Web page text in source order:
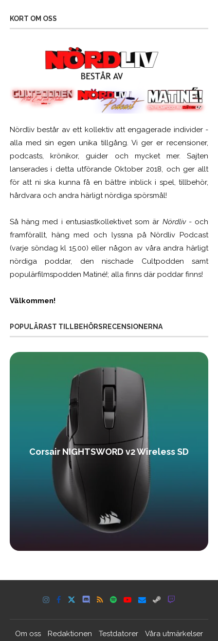
KORT OM OSS
Nördliv består av ett kollektiv att engagerade individer -
alla med sin egen unika tillgång. Vi ger er recensioner,
podcasts, krönikor, guider och mycket mer. Sajten
lanserades i detta utförande Oktober 2018, och ger allt
för att ni ska kunna få en bättre inblick i spel, tillbehör,
hårdvara och andra härligt nördiga spörsmål!
Så häng med i entusiastkollektivet som är Nördliv- och
framförallt, häng med och lyssna på Nördliv Podcast
(varje söndag kl 15.00) eller någon av våra andra härligt
nördiga poddar, den nischade Cultpodden samt
populärfilmspodden Matiné!; alla finns där poddar finns!
Välkommen!
POPULÄRAST TILLBEHÖRSRECENSIONERNA
Corsair NIGHTSWORD v2 Wireless SD
Om oss Redaktionen Testdatorer
Våra utmärkelser